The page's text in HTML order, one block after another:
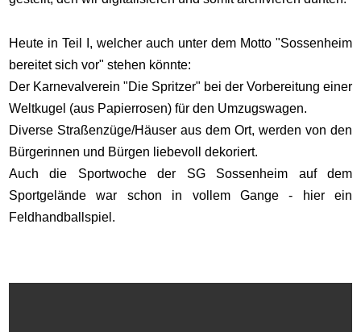
Heute in Teil I, welcher auch unter dem Motto "Sossenheim
bereitet sich vor" stehen könnte:
Der Karnevalverein "Die Spritzer" bei der Vorbereitung einer
Weltkugel (aus Papierrosen) für den Umzugswagen.
Diverse Straßenzüge/Häuser aus dem Ort, werden von den
Bürgerinnen und Bürgen liebevoll dekoriert.
Auch die Sportwoche der SG Sossenheim auf dem
Sportgelände war schon in vollem Gange - hier ein
Feldhandballspiel.